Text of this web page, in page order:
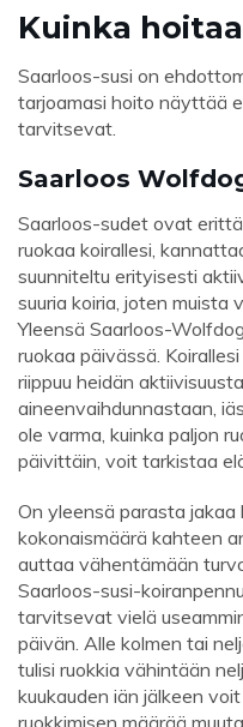
Kuinka
Saarloos-susi on
tarjoamasi hoito näyttää
tarvitsevat.
Saarloos
Saarloos-sudet ovat
ruokaa koirallesi,
suunniteltu erityisesti
suuria koiria, joten muista
Yleensä Saarloos-
ruokaa päivässä.
riippuu heidän
aineenvaihdunnastaan,
ole varma, kuinka paljon
päivittäin, voit tarkistaa
On yleensä parasta
kokonaismäärä kahteen
auttaa vähentämään
Saarloos-susi-
tarvitsevat vielä
päivän. Alle kolmen tai
tulisi ruokkia vähintään
kuukauden iän jälkeen